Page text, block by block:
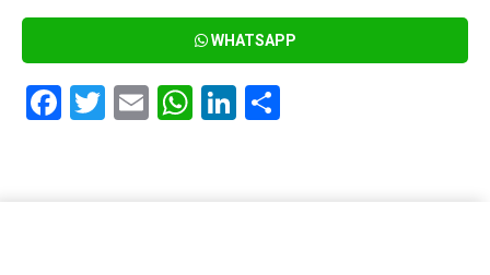
WHATSAPP
Facebook
Twitter
EmailWhatsApp
LinkedIn